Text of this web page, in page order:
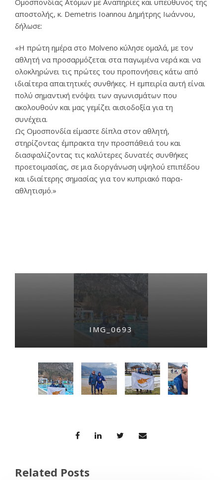
Ομοσπονδίας Ατόμων με Αναπηρίες και υπεύθυνος της
αποστολής, κ. Demetris Ioannou Δημήτρης Ιωάννου,
δήλωσε:
«Η πρώτη ημέρα στο Molveno κύλησε ομαλά, με τον
αθλητή να προσαρμόζεται στα παγωμένα νερά και να
ολοκληρώνει τις πρώτες του προπονήσεις κάτω από
ιδιαίτερα απαιτητικές συνθήκες. Η εμπειρία αυτή είναι
πολύ σημαντική ενόψει των αγωνισμάτων που
ακολουθούν και μας γεμίζει αισιοδοξία για τη
συνέχεια.
Ως Ομοσπονδία είμαστε δίπλα στον αθλητή,
στηρίζοντας έμπρακτα την προσπάθειά του και
διασφαλίζοντας τις καλύτερες δυνατές συνθήκες
προετοιμασίας, σε μια διοργάνωση υψηλού επιπέδου
και ιδιαίτερης σημασίας για τον κυπριακό παρα-
αθλητισμό.»
IMG_0693
Related Posts